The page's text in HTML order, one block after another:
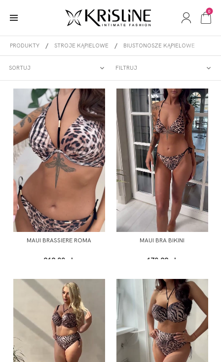
0
PRODUKTY STROJE KĄPIELOWE BIUSTONOSZE KĄPIELOWE
SORTUJ FILTRUJ
BIUSTONOSZE KĄPIELOWE
MAUI BRASSIERE ROMA
219,00 zł
MAUI BRA BIKINI
170,99 zł